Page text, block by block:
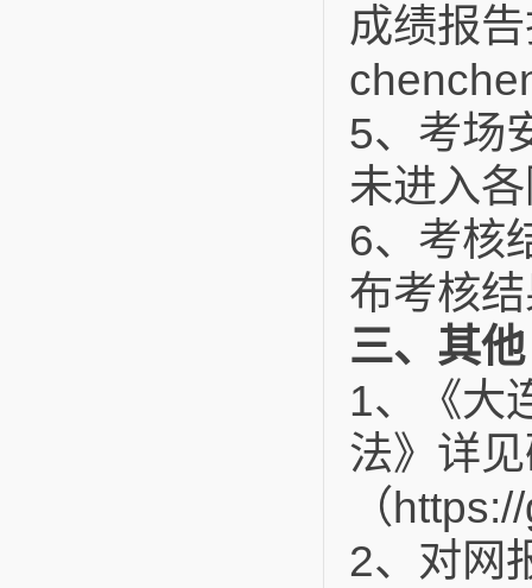
成绩报
5、考场
未进入
6、考核
布考核
三、其他
1、《大
法》详
（
2、对网